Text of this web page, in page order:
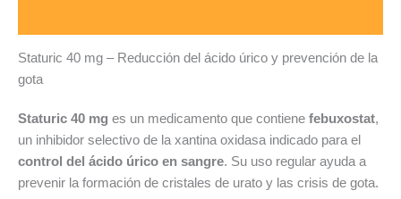
Staturic 40 mg – Reducción del ácido úrico y prevención de la
gota
Staturic 40 mg es un medicamento que contiene febuxostat,
un inhibidor selectivo de la xantina oxidasa indicado para el
control del ácido úrico en sangre. Su uso regular ayuda a
prevenir la formación de cristales de urato y las crisis de gota.